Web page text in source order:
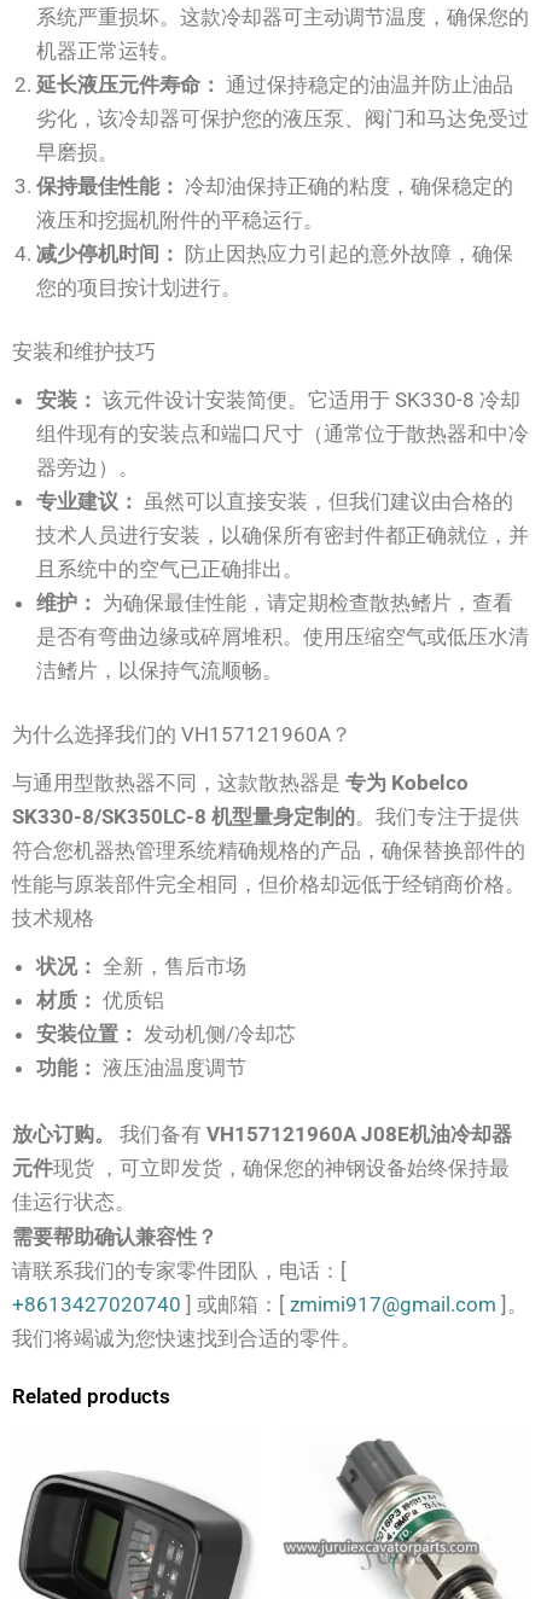
系统严重损坏。这款冷却器可主动调节温度，确保您的
机器正常运转。
延长液压元件寿命： 通过保持稳定的油温并防止油品
劣化，该冷却器可保护您的液压泵、阀门和马达免受过
早磨损。
保持最佳性能： 冷却油保持正确的粘度，确保稳定的
液压和挖掘机附件的平稳运行。
减少停机时间： 防止因热应力引起的意外故障，确保
您的项目按计划进行。
安装和维护技巧
安装： 该元件设计安装简便。它适用于 SK330-8 冷却
组件现有的安装点和端口尺寸（通常位于散热器和中冷
器旁边）。
专业建议：
虽然可以直接安装，但我们建议由合格的
技术人员进行安装，以确保所有密封件都正确就位，并
且系统中的空气已正确排出。
维护： 为确保最佳性能，请定期检查散热鳍片，查看
是否有弯曲边缘或碎屑堆积。使用压缩空气或低压水清
洁鳍片，以保持气流顺畅。
为什么选择我们的 VH157121960A？
与通用型散热器不同，这款散热器是 专为 Kobelco
SK330-8/SK350LC-8 机型量身定制的。我们专注于提供
符合您机器热管理系统精确规格的产品，确保替换部件的
性能与原装部件完全相同，但价格却远低于经销商价格。
技术规格
状况： 全新，售后市场
材质： 优质铝
安装位置： 发动机侧/冷却芯
功能： 液压油温度调节
放心订购。 我们备有 VH157121960A J08E机油冷却器
元件现货 ，可立即发货，确保您的神钢设备始终保持最
佳运行状态。
需要帮助确认兼容性？
请联系我们的专家零件团队，电话：[
+8613427020740 ] 或邮箱：[ zmimi917@gmail.com ]。
我们将竭诚为您快速找到合适的零件。
Related products